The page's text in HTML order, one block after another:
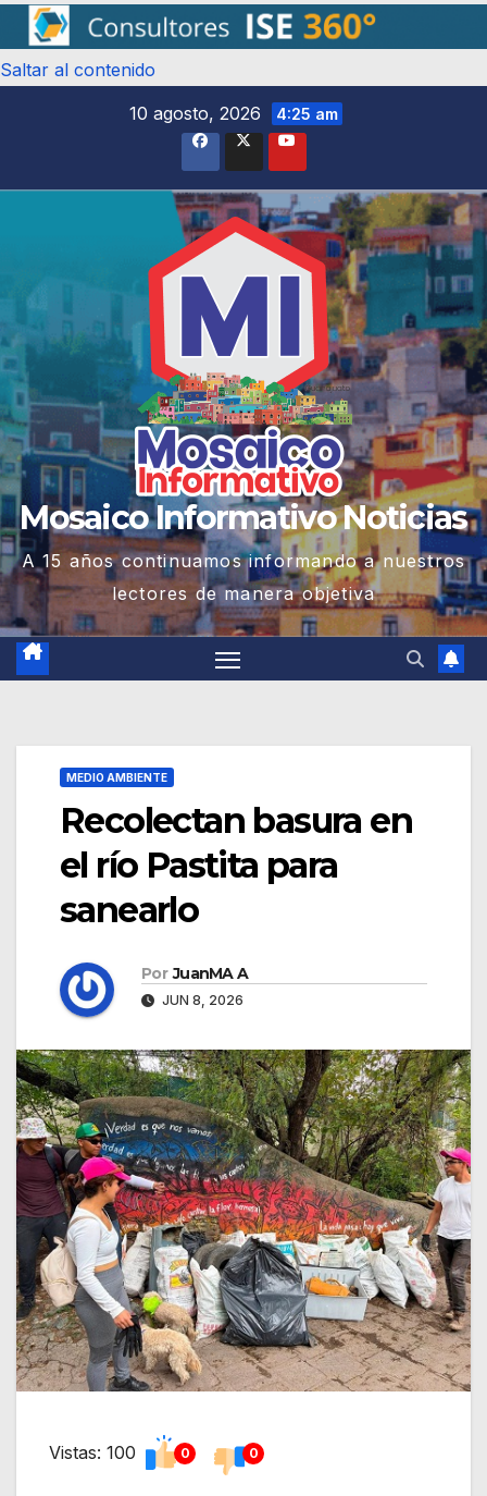
Saltar al contenido
10 agosto, 2026
4:25 am
Mosaico Informativo Noticias
A 15 años continuamos informando a nuestros
lectores de manera objetiva
MEDIO AMBIENTE
Recolectan basura en
el río Pastita para
sanearlo
Por JuanMA A
JUN 8, 2026
Vistas: 100 0 0